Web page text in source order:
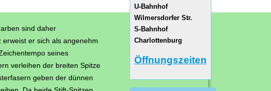
sind daher
er sich als angenehm
seines
verleihen der breiten Spitze
geben der dünnen
U-Bahnhof
Wilmersdorfer Str.
S-Bahnhof
Charlottenburg
Öffnungszeiten